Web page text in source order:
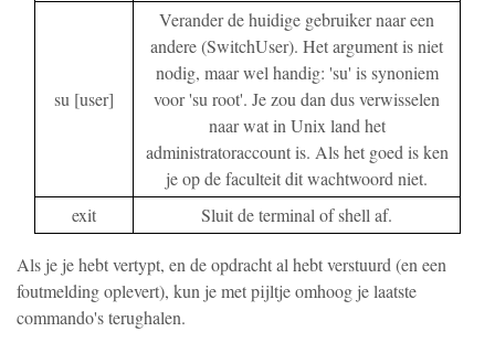
su [user]
Verander de huidige gebruiker naar een
andere (SwitchUser). Het argument is niet
nodig, maar wel handig: 'su' is synoniem
voor 'su root'. Je zou dan dus verwisselen
naar wat in Unix land het
administratoraccount is. Als het goed is ken
je op de faculteit dit wachtwoord niet.
exit
Sluit de terminal of shell af.
Als je je hebt vertypt, en de opdracht al hebt verstuurd (en een
foutmelding oplevert), kun je met pijltje omhoog je laatste
commando's terughalen.